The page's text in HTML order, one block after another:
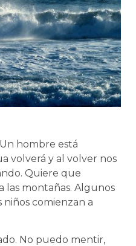
hombre está
volverá y al volver nos
Quiere que
las montañas. Algunos
niños comienzan a
No puedo mentir,